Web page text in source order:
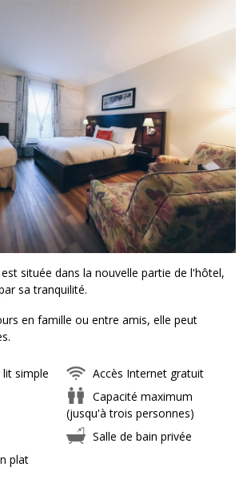
située dans la nouvelle partie de l'hôtel,
sa tranquilité.
en famille ou entre amis, elle peut
simple
Accès Internet gratuit
Capacité maximum
(jusqu'à trois personnes)
Salle de bain privée
plat